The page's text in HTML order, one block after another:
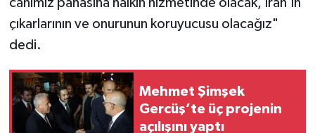
canımız pahasına halkın hizmetinde olacak, İran'ın
çıkarlarının ve onurunun koruyucusu olacağız"
dedi.
Mehmet Şimşek
Gercüş’te üç projenin
açılışını yaptı